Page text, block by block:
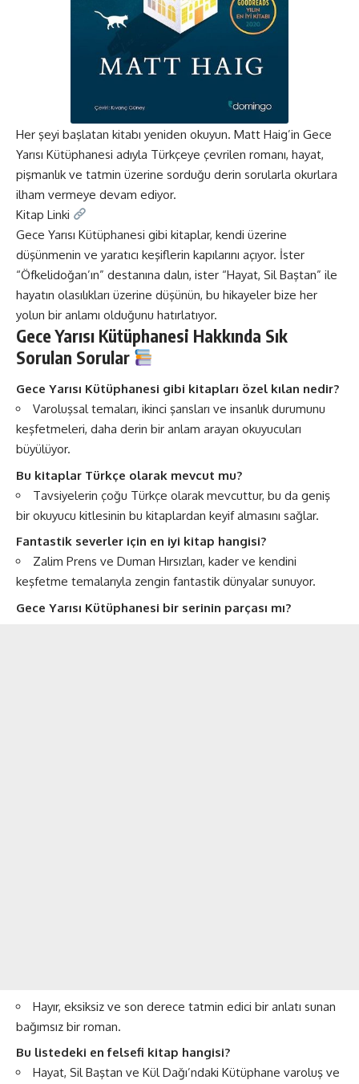
Her şeyi başlatan kitabı yeniden okuyun. Matt Haig’in Gece
Yarısı Kütüphanesi adıyla Türkçeye çevrilen romanı, hayat,
pişmanlık ve tatmin üzerine sorduğu derin sorularla okurlara
ilham vermeye devam ediyor.
Kitap Linki
Gece Yarısı Kütüphanesi gibi kitaplar, kendi üzerine
düşünmenin ve yaratıcı keşiflerin kapılarını açıyor. İster
“Öfkelidoğan’ın” destanına dalın, ister “Hayat, Sil Baştan” ile
hayatın olasılıkları üzerine düşünün, bu hikayeler bize her
yolun bir anlamı olduğunu hatırlatıyor.
Gece Yarısı Kütüphanesi Hakkında Sık
Sorulan Sorular
Gece Yarısı Kütüphanesi gibi kitapları özel kılan nedir?
Varoluşsal temaları, ikinci şansları ve insanlık durumunu
keşfetmeleri, daha derin bir anlam arayan okuyucuları
büyülüyor.
Bu kitaplar Türkçe olarak mevcut mu?
Tavsiyelerin çoğu Türkçe olarak mevcuttur, bu da geniş
bir okuyucu kitlesinin bu kitaplardan keyif almasını sağlar.
Fantastik severler için en iyi kitap hangisi?
Zalim Prens ve Duman Hırsızları, kader ve kendini
keşfetme temalarıyla zengin fantastik dünyalar sunuyor.
Gece Yarısı Kütüphanesi bir serinin parçası mı?
Hayır, eksiksiz ve son derece tatmin edici bir anlatı sunan
bağımsız bir roman.
Bu listedeki en felsefi kitap hangisi?
Hayat, Sil Baştan ve Kül Dağı’ndaki Kütüphane varoluş ve